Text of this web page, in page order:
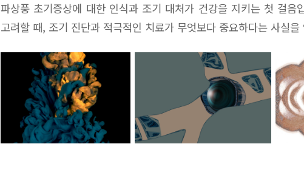
파상풍 초기증상에 대한 인식과 조기 대처가 건강을 지키는 첫 걸음
고려할 때, 조기 진단과 적극적인 치료가 무엇보다 중요하다는 사실